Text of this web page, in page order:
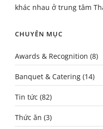
khác nhau ở trung tâm
CHUYÊN MỤC
Awards & Recognition (8)
Banquet & Catering (14)
Tin tức (82)
Thức ăn (3)